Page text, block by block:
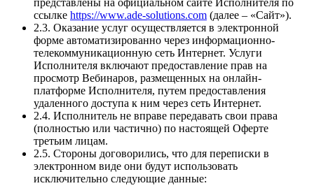
ссылке https://www.ade-solutions.com (далее – «Сайт»).
2.3. Оказание услуг осуществляется в электронной
форме автоматизированно через информационно-
телекоммуникационную сеть Интернет. Услуги
Исполнителя включают предоставление прав на
просмотр Вебинаров, размещенных на онлайн-
платформе Исполнителя, путем предоставления
удаленного доступа к ним через сеть Интернет.
2.4. Исполнитель не вправе передавать свои права
(полностью или частично) по настоящей Оферте
третьим лицам.
2.5. Стороны договорились, что для переписки в
электронном виде они будут использовать
исключительно следующие данные: